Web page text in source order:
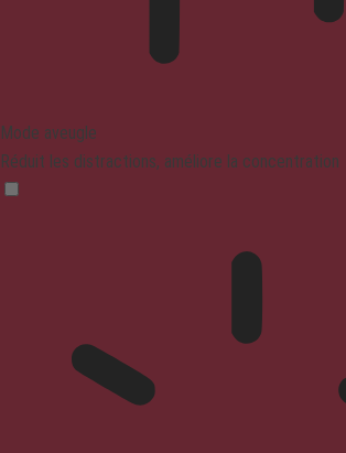
Mode aveugle
Réduit les distractions, améliore la concentration